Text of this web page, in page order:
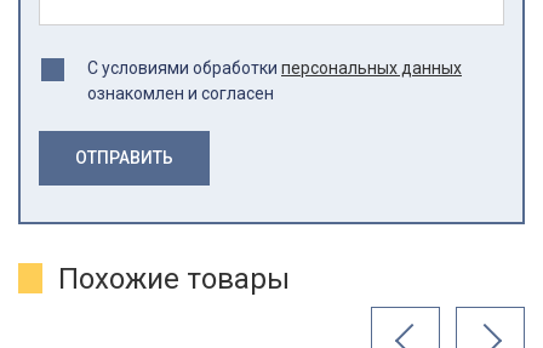
С условиями обработки персональных данных
ознакомлен и согласен
ОТПРАВИТЬ
Похожие товары